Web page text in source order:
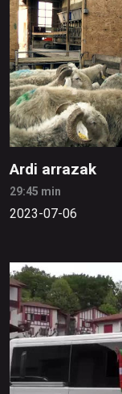
Ardi arrazak
29:45 min
2023-07-06